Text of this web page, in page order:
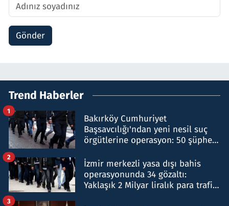
Gönder
Trend Haberler
Bakırköy Cumhuriyet
Başsavcılığı'ndan yeni nesil suç
örgütlerine operasyon: 50 şüpheli
1
İzmir merkezli yasa dışı bahis
operasyonunda 34 gözaltı:
Yaklaşık 2 Milyar liralık para trafiği
2
3